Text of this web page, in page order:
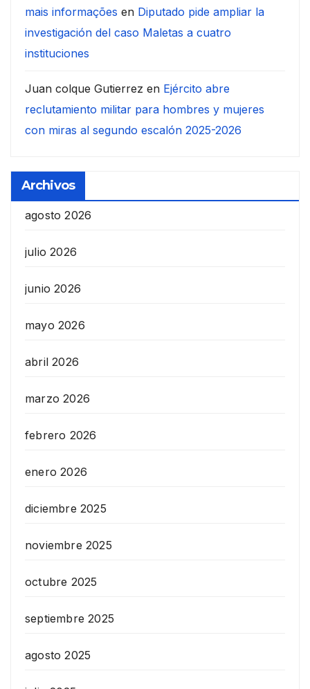
mais informações en Diputado pide ampliar la
investigación del caso Maletas a cuatro
instituciones
Juan colque Gutierrez en Ejército abre
reclutamiento militar para hombres y mujeres
con miras al segundo escalón 2025-2026
Archivos
agosto 2026
julio 2026
junio 2026
mayo 2026
abril 2026
marzo 2026
febrero 2026
enero 2026
diciembre 2025
noviembre 2025
octubre 2025
septiembre 2025
agosto 2025